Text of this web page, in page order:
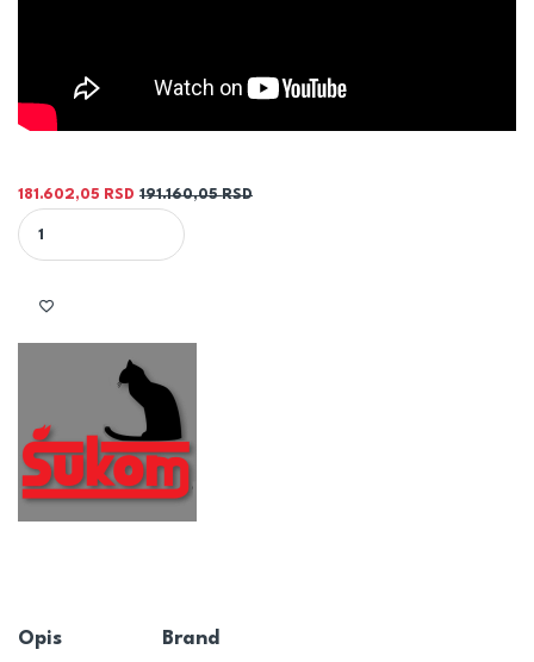
181.602,05 RSD 191.160,05RSD
KOTAO ŠUKOPLAM PR 20KW - ŠUKOM quantity
Opis Brand